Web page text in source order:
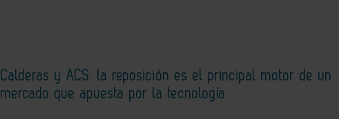
Calderas y ACS: la reposición es el principal motor de un
mercado que apuesta por la tecnología